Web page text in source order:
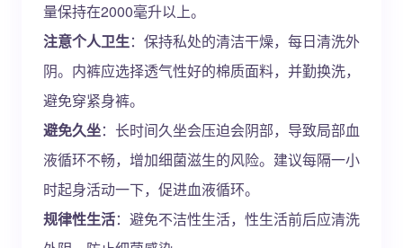
量保持在2000毫升以上。
注意个人卫生：保持私处的清洁干燥，每日清洗外
阴。内裤应选择透气性好的棉质面料，并勤换洗，
避免穿紧身裤。
避免久坐：长时间久坐会压迫会阴部，导致局部血
液循环不畅，增加细菌滋生的风险。建议每隔一小
时起身活动一下，促进血液循环。
规律性生活：避免不洁性生活，性生活前后应清洗